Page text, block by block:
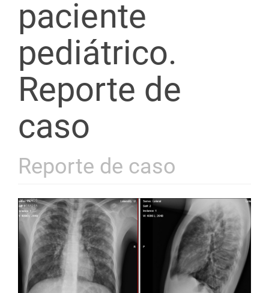
paciente
pediátrico.
Reporte de
caso
Reporte de caso
Barra
lateral
del